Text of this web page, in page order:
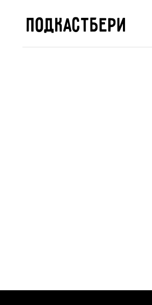
ПОДКАСТБЕРИ